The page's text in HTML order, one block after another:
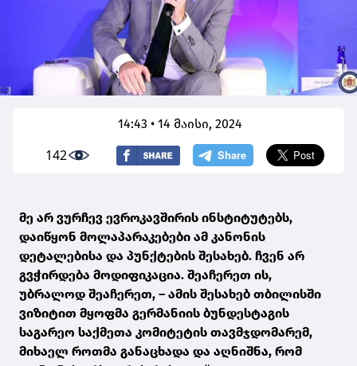
14:43 • 14 მაისი, 2024
142
მე არ ვურჩევ ევროკავშირის ინსტიტუტებს,
დაიწყონ მოლაპარაკებები ამ კანონის
დეტალებისა და პუნქტების შესახებ. ჩვენ არ
გვჭირდება მოდიფიკაცია. შეაჩერეთ ის,
უბრალოდ შეაჩერეთ, – ამის შესახებ თბილისში
ვიზიტით მყოფმა გერმანიის ბუნდესტაგის
საგარეო საქმეთა კომიტეტის თავმჯდომარემ,
მიხაელ როთმა განაცხადა და აღნიშნა, რომ